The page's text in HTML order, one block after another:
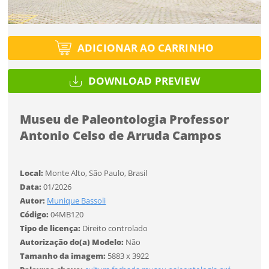
ADICIONAR AO CARRINHO
DOWNLOAD PREVIEW
Museu de Paleontologia Professor
Antonio Celso de Arruda Campos
Local: Monte Alto, São Paulo, Brasil
Data:01/2026
Autor: Munique Bassoli
Código:04MB120
Tipo de licença: Direito controlado
Autorização do(a) Modelo: Não
Tamanho da imagem: 5883 x 3922
Tipo de projeto
Selecione
Tamanho
Título do projeto
Tipo de projeto
Utilização
Formato
Tamanho
ENTRAR
CADASTRE-SE
ENTRAR
Desejo receber novidades sobre a Pulsar Imagens
Li e concordo com os Termos de Uso do site
Tipo de projeto
Selecione
Utilização
Tamanho